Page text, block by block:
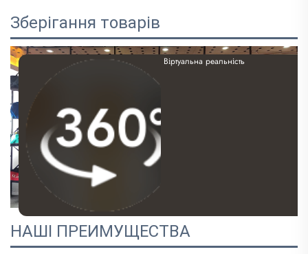
Зберігання товарів
Віртуальна реальність
НАШІ ПРЕИМУЩЕСТВА